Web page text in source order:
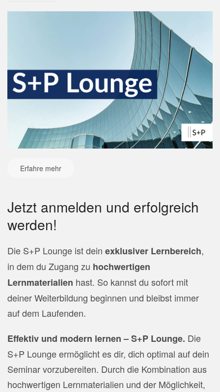
Erfahre mehr
Jetzt anmelden und erfolgreich
werden!
Die S+P Lounge ist dein exklusiver Lernbereich,
in dem du Zugang zu hochwertigen
Lernmaterialien hast. So kannst du sofort mit
deiner Weiterbildung beginnen und bleibst immer
auf dem Laufenden.
Effektiv und modern lernen – S+P Lounge. Die
S+P Lounge ermöglicht es dir, dich optimal auf dein
Seminar vorzubereiten. Durch die Kombination aus
hochwertigen Lernmaterialien und der Möglichkeit,